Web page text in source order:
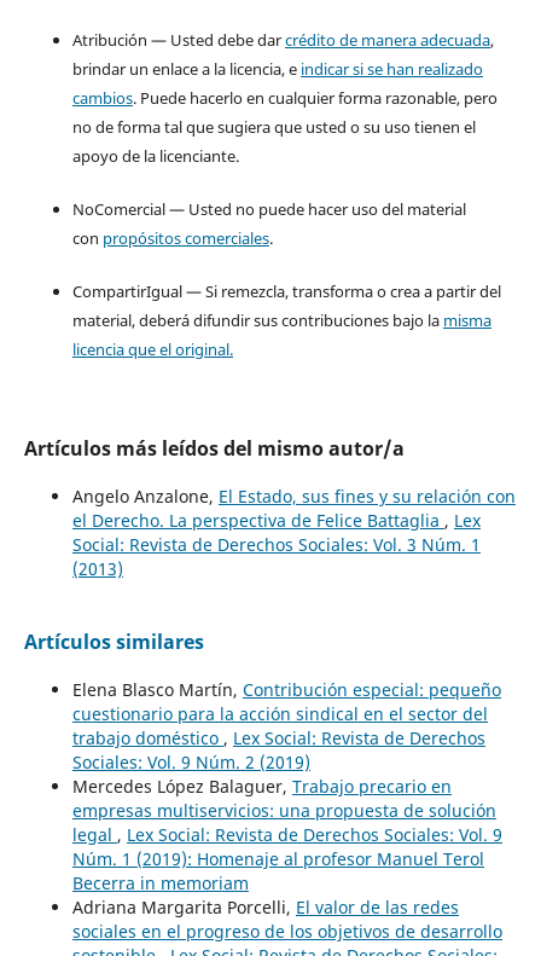
Atribución — Usted debe darcrédito de manera adecuada,
brindar un enlace a la licencia, e indicar si se han realizado
cambios. Puede hacerlo en cualquier forma razonable, pero
no de forma tal que sugiera que usted o su uso tienen el
apoyo de la licenciante.
NoComercial — Usted no puede hacer uso del material
con propósitos comerciales.
CompartirIgual — Si remezcla, transforma o crea a partir del
material, deberá difundir sus contribuciones bajo la misma
licencia que el original.
Artículos más leídos del mismo autor/a
Angelo Anzalone, El Estado, sus fines y su relación con
el Derecho. La perspectiva de Felice Battaglia , Lex
Social: Revista de Derechos Sociales: Vol. 3 Núm. 1
(2013)
Artículos similares
Elena Blasco Martín, Contribución especial: pequeño
cuestionario para la acción sindical en el sector del
trabajo doméstico , Lex Social: Revista de Derechos
Sociales: Vol. 9 Núm. 2 (2019)
Mercedes López Balaguer, Trabajo precario en
empresas multiservicios: una propuesta de solución
legal , Lex Social: Revista de Derechos Sociales: Vol. 9
Núm. 1 (2019): Homenaje al profesor Manuel Terol
Becerra in memoriam
Adriana Margarita Porcelli, El valor de las redes
sociales en el progreso de los objetivos de desarrollo